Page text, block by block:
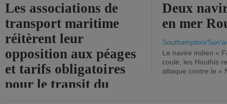
Les associations de
transport maritime
réitèrent leur
opposition aux péages
et tarifs obligatoires
pour le transit du
Deux
en mer
Southampton/
Le navire indien «
coulé, les Houthis
attaque contre le «